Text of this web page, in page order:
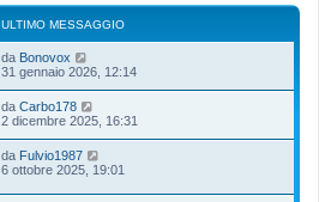
ULTIMO MESSAGGIO
da Bonovox
31 gennaio 2026, 12:14
da Carbo178
2 dicembre 2025, 16:31
da Fulvio1987
6 ottobre 2025, 19:01